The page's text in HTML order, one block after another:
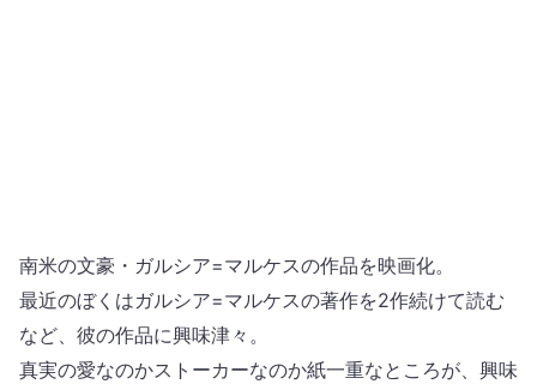
南米の文豪・ガルシア=マルケスの作品を映画化。
最近のぼくはガルシア=マルケスの著作を2作続けて読む
など、彼の作品に興味津々。
真実の愛なのかストーカーなのか紙一重なところが、興味